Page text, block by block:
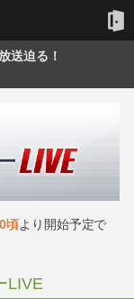
送迫る！
頃より開始予定で
LIVE